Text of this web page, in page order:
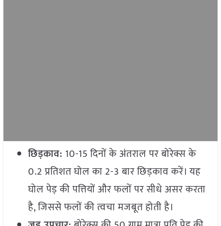
छिड़काव: 10-15 दिनों के अंतराल पर बोरेक्स के
0.2 प्रतिशत घोल का 2-3 बार छिड़काव करें। यह
घोल पेड़ की पत्तियों और फलों पर सीधे असर करता
है, जिससे फलों की त्वचा मजबूत होती है।